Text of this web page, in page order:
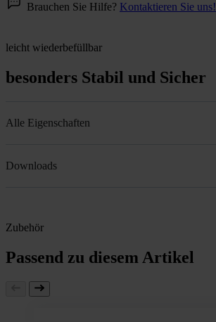
Brauchen Sie Hilfe? Kontaktieren Sie uns!
leicht wiederbefüllbar
besonders Stabil und Sicher
Alle Eigenschaften
Downloads
Zubehör
Passend zu diesem Artikel